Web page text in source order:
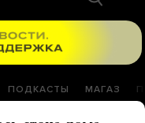
ПОДКАСТЫ МАГАЗ